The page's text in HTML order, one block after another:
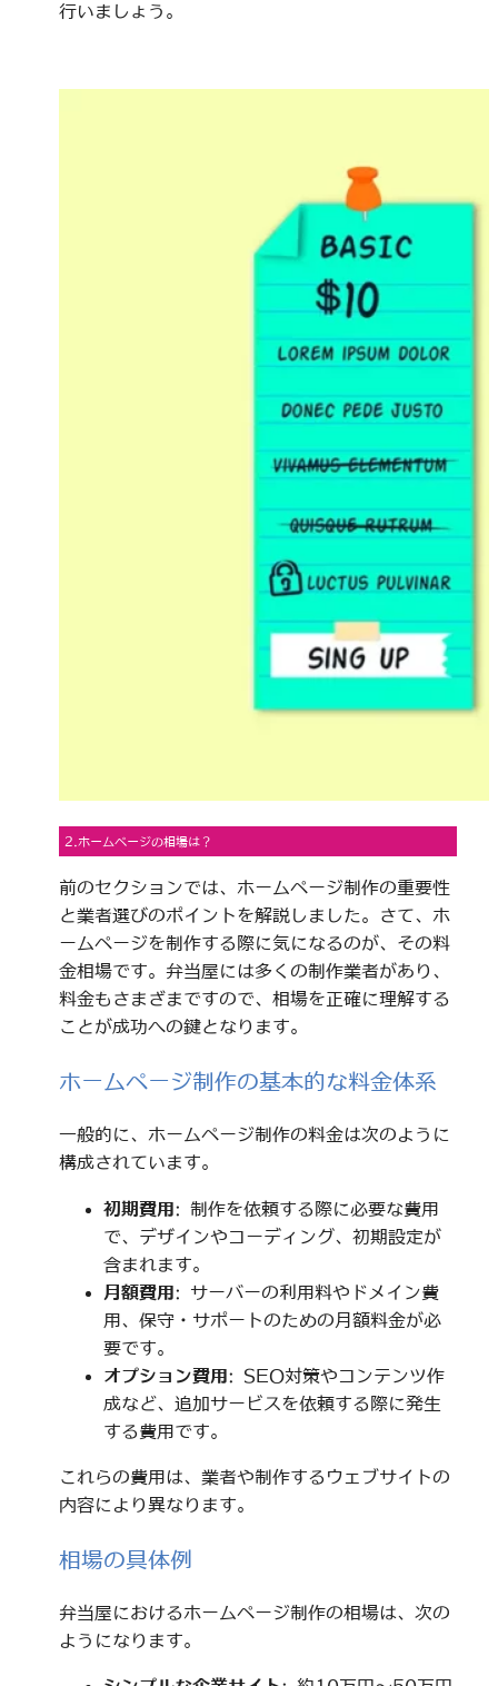
行いましょう。
2.ホームページの相場は？
前のセクションでは、ホームページ制作の重要性
と業者選びのポイントを解説しました。さて、ホ
ームページを制作する際に気になるのが、その料
金相場です。弁当屋には多くの制作業者があり、
料金もさまざまですので、相場を正確に理解する
ことが成功への鍵となります。
ホームページ制作の基本的な料金体系
一般的に、ホームページ制作の料金は次のように
構成されています。
初期費用: 制作を依頼する際に必要な費用
で、デザインやコーディング、初期設定が
含まれます。
月額費用: サーバーの利用料やドメイン費
用、保守・サポートのための月額料金が必
要です。
オプション費用: SEO対策やコンテンツ作
成など、追加サービスを依頼する際に発生
する費用です。
これらの費用は、業者や制作するウェブサイトの
内容により異なります。
相場の具体例
弁当屋におけるホームページ制作の相場は、次の
ようになります。